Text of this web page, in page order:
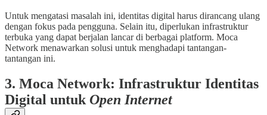
Untuk mengatasi masalah ini, identitas digital harus dirancang ulang
dengan fokus pada pengguna. Selain itu, diperlukan infrastruktur
terbuka yang dapat berjalan lancar di berbagai platform. Moca
Network menawarkan solusi untuk menghadapi tantangan-
tantangan ini.
3. Moca Network: Infrastruktur Identitas
Digital untuk Open Internet